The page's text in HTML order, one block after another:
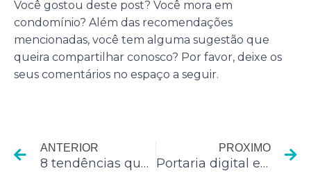
Você gostou deste post? Você mora em
condomínio? Além das recomendações
mencionadas, você tem alguma sugestão que
queira compartilhar conosco? Por favor, deixe os
seus comentários no espaço a seguir.
ANTERIOR
8 tendências que poderão impactar o seu restaurante em 2016
PROXIMO
Portaria digital e automação em condomínios